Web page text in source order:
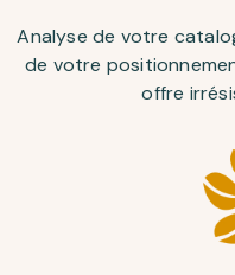
Analyse de votre
de votre
offre